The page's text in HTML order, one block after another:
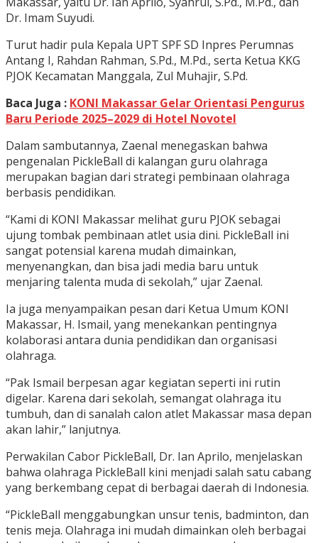
Dr. Imam Suyudi.
Turut hadir pula Kepala UPT SPF SD Inpres Perumnas
Antang I, Rahdan Rahman, S.Pd., M.Pd., serta Ketua KKG
PJOK Kecamatan Manggala, Zul Muhajir, S.Pd.
Baca Juga : KONI Makassar Gelar Orientasi Pengurus
Baru Periode 2025–2029 di Hotel Novotel
Dalam sambutannya, Zaenal menegaskan bahwa
pengenalan PickleBall di kalangan guru olahraga
merupakan bagian dari strategi pembinaan olahraga
berbasis pendidikan.
“Kami di KONI Makassar melihat guru PJOK sebagai
ujung tombak pembinaan atlet usia dini. PickleBall ini
sangat potensial karena mudah dimainkan,
menyenangkan, dan bisa jadi media baru untuk
menjaring talenta muda di sekolah,” ujar Zaenal.
Ia juga menyampaikan pesan dari Ketua Umum KONI
Makassar, H. Ismail, yang menekankan pentingnya
kolaborasi antara dunia pendidikan dan organisasi
olahraga.
“Pak Ismail berpesan agar kegiatan seperti ini rutin
digelar. Karena dari sekolah, semangat olahraga itu
tumbuh, dan di sanalah calon atlet Makassar masa depan
akan lahir,” lanjutnya.
Perwakilan Cabor PickleBall, Dr. Ian Aprilo, menjelaskan
bahwa olahraga PickleBall kini menjadi salah satu cabang
yang berkembang cepat di berbagai daerah di Indonesia.
“PickleBall menggabungkan unsur tenis, badminton, dan
tenis meja. Olahraga ini mudah dimainkan oleh berbagai